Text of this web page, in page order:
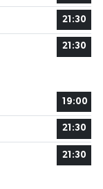
21:30
21:30
19:00
21:30
21:30